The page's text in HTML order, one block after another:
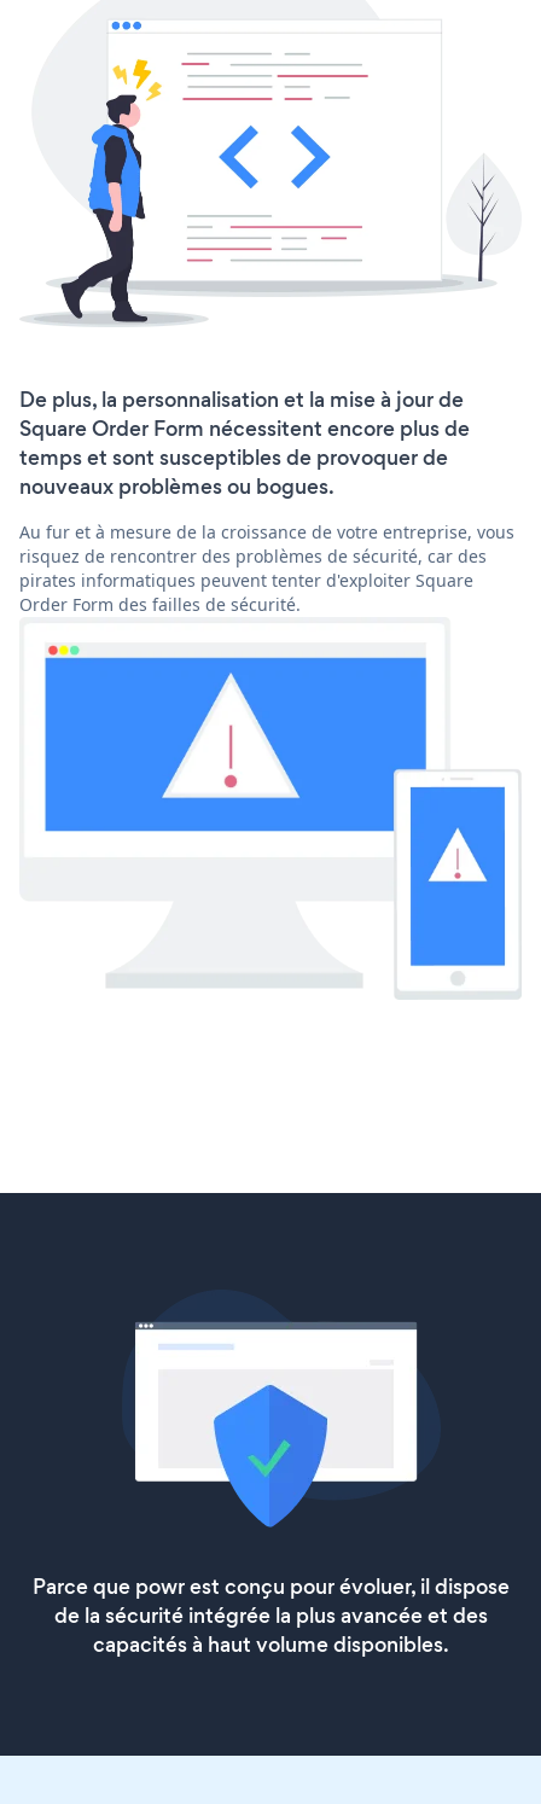
De plus, la personnalisation et la mise à jour de
Square Order Form nécessitent encore plus de
temps et sont susceptibles de provoquer de
nouveaux problèmes ou bogues.
Au fur et à mesure de la croissance de votre entreprise, vous
risquez de rencontrer des problèmes de sécurité, car des
pirates informatiques peuvent tenter d'exploiter Square
Order Form des failles de sécurité.
Parce que powr est conçu pour évoluer, il dispose
de la sécurité intégrée la plus avancée et des
capacités à haut volume disponibles.